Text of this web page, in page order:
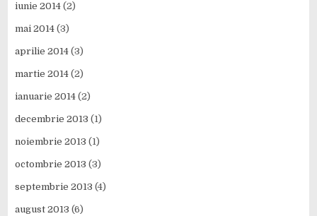
iunie 2014 (2)
mai 2014 (3)
aprilie 2014 (3)
martie 2014 (2)
ianuarie 2014 (2)
decembrie 2013 (1)
noiembrie 2013 (1)
octombrie 2013 (3)
septembrie 2013 (4)
august 2013 (6)